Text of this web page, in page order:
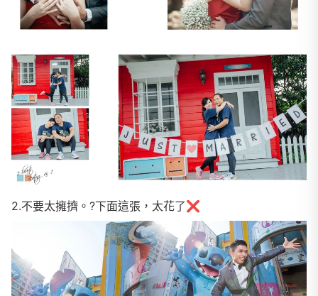
2.不要太擁擠。?下面這張，太花了❌